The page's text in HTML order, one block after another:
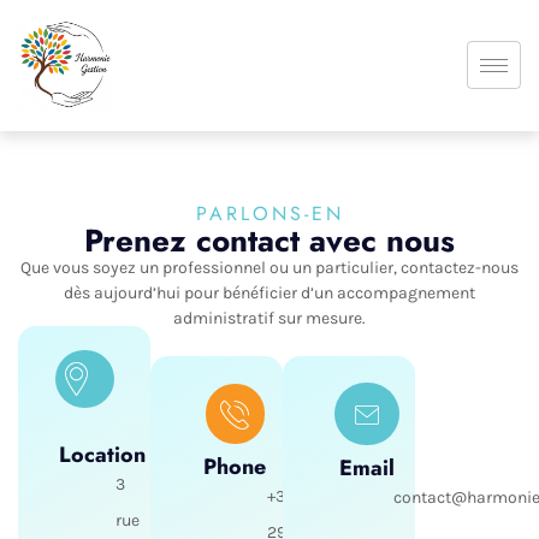
PARLONS-EN
Prenez contact avec nous
Que vous soyez un professionnel ou un particulier, contactez-nous
dès aujourd’hui pour bénéficier d’un accompagnement
administratif sur mesure.
Location
3
rue
Phone
+33
29
Email